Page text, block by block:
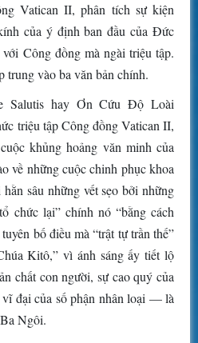
Vatican II, phân tích sự kiện
của ý định ban đầu của Đức
Công đồng mà ngài triệu tập.
trung vào ba văn bản chính.
Salutis hay Ơn Cứu Độ Loài
triệu tập Công đồng Vatican II,
khủng hoảng văn minh của
về những cuộc chinh phục khoa
sâu những vết sẹo bởi những
chức lại” chính nó “bằng cách
bố điều mà “trật tự trần thế”
Kitô,” vì ánh sáng ấy tiết lộ
chất con người, sự cao quý của
đại của số phận nhân loại — là
Ngôi.